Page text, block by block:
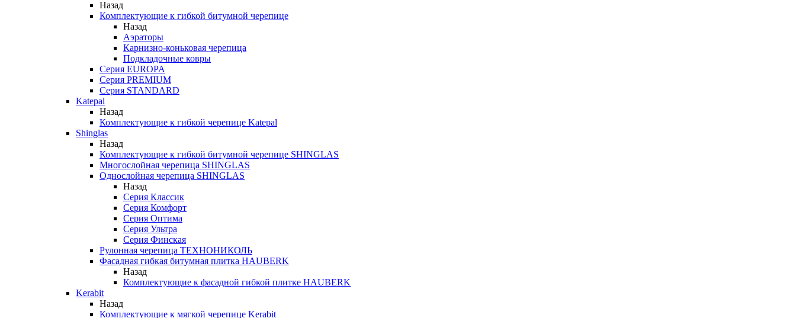
Назад
Комплектующие к гибкой битумной черепице
Назад
Аэраторы
Карнизно-коньковая черепица
Подкладочные ковры
Серия EUROPA
Серия PREMIUM
Серия STANDARD
Katepal
Назад
Комплектующие к гибкой черепице Katepal
Shinglas
Назад
Комплектующие к гибкой битумной черепице SHINGLAS
Многослойная черепица SHINGLAS
Однослойная черепица SHINGLAS
Назад
Серия Классик
Серия Комфорт
Серия Оптима
Серия Ультра
Серия Финская
Рулонная черепица ТЕХНОНИКОЛЬ
Фасадная гибкая битумная плитка HAUBERK
Назад
Комплектующие к фасадной гибкой плитке HAUBERK
Kerabit
Назад
Комплектующие к мягкой черепице Kerabit